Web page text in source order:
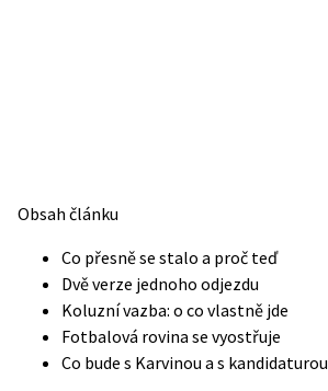
Obsah článku
Co přesně se stalo a proč teď
Dvě verze jednoho odjezdu
Koluzní vazba: o co vlastně jde
Fotbalová rovina se vyostřuje
Co bude s Karvinou a s kandidaturou